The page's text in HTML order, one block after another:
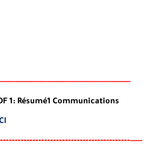
-------------------------------------------------
1: Résumé1 Communications
--------------------------------------------